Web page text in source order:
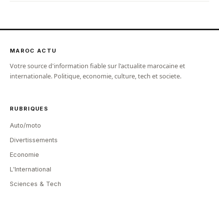
MAROC ACTU
Votre source d'information fiable sur l'actualite marocaine et
internationale. Politique, economie, culture, tech et societe.
RUBRIQUES
Auto/moto
Divertissements
Economie
L'International
Sciences & Tech